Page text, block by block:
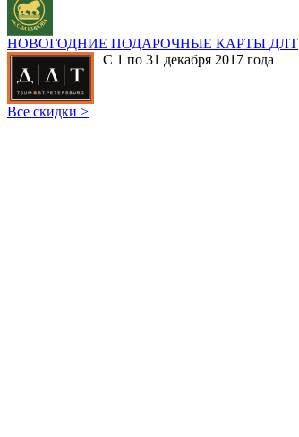
НОВОГОДНИЕ ПОДАРОЧНЫЕ КАРТЫ ДЛТ
С 1 по 31 декабря 2017 года
Все скидки >